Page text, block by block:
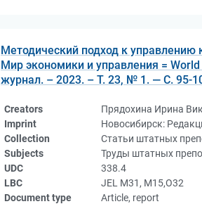
Методический подход к
Мир экономики и управления =
журнал. – 2023. – Т. 23, № 1. — С. 95-
Creators
Прядохина Ирина
Imprint
Новосибирск:
Collection
Статьи штатных
Subjects
Труды штатных
UDC
338.4
LBC
JEL М31, М15,О32
Document type
Article, report